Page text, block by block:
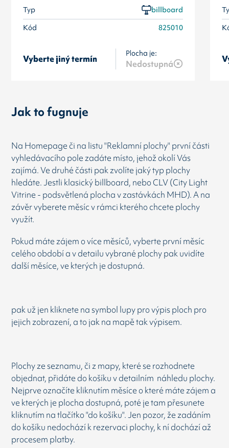
Typ
billboard
Kód
825010
Vyberte jiný termín
Plocha je:
Nedostupná
Jak to fugnuje
Na Homepage či na listu "Reklamní plochy" první části
vyhledávacího pole zadáte místo, jehož okolí Vás
zajímá. Ve druhé části pak zvolíte jaký typ plochy
hledáte. Jestli klasický billboard, nebo CLV (City Light
Vitrine - podsvětlená plocha v zastávkách MHD). A na
závěr vyberete měsíc v rámci kterého chcete plochy
využít.
Pokud máte zájem o více měsíců, vyberte první měsíc
celého období a v detailu vybrané plochy pak uvidíte
další měsíce, ve kterých je dostupná.
pak už jen kliknete na symbol lupy pro výpis ploch pro
jejich zobrazení, a to jak na mapě tak výpisem.
Plochy ze seznamu, či z mapy, které se rozhodnete
objednat, přidáte do košíku v detailním náhledu plochy.
Nejprve označíte kliknutím měsíce o které máte zájem a
ve kterých je plocha dostupná, poté je tam přesunete
kliknutím na tlačítko "do košíku". Jen pozor, že zadáním
do košíku nedochází k rezervaci plochy, k ní dochází až
procesem platby.